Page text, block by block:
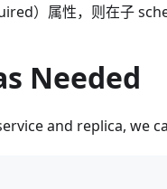
）属性，则在子
Needed
and replica, we